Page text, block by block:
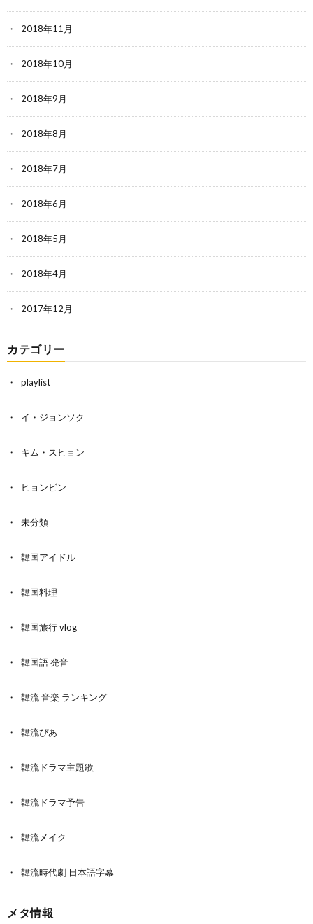
2018年11月
2018年10月
2018年9月
2018年8月
2018年7月
2018年6月
2018年5月
2018年4月
2017年12月
カテゴリー
playlist
イ・ジョンソク
キム・スヒョン
ヒョンビン
未分類
韓国アイドル
韓国料理
韓国旅行 vlog
韓国語 発音
韓流 音楽 ランキング
韓流ぴあ
韓流ドラマ主題歌
韓流ドラマ予告
韓流メイク
韓流時代劇 日本語字幕
メタ情報